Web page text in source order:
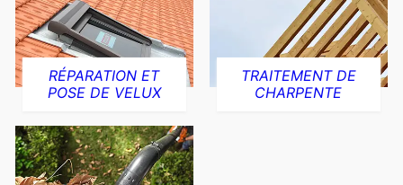
RÉPARATION ET
POSE DE VELUX
TRAITEMENT DE
CHARPENTE